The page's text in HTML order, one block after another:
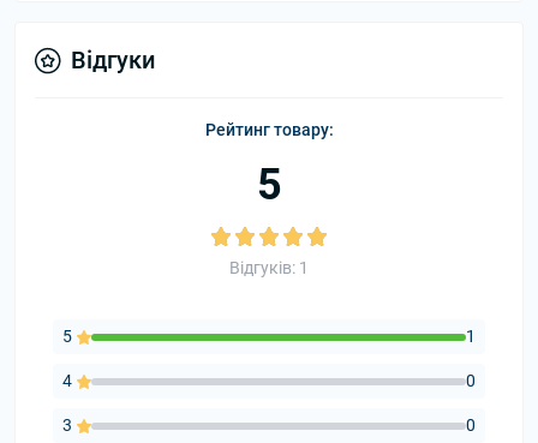
Відгуки
Рейтинг товару:
5
Відгуків: 1
5 1
4 0
3 0